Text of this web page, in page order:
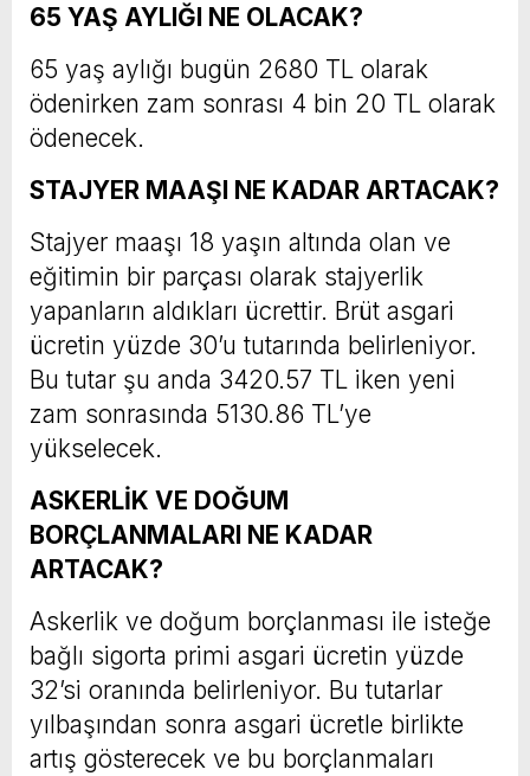
65 YAŞ AYLIĞI NE OLACAK?
65 yaş aylığı bugün 2680 TL olarak
ödenirken zam sonrası 4 bin 20 TL olarak
ödenecek.
STAJYER MAAŞI NE KADAR ARTACAK?
Stajyer maaşı 18 yaşın altında olan ve
eğitimin bir parçası olarak stajyerlik
yapanların aldıkları ücrettir. Brüt asgari
ücretin yüzde 30’u tutarında belirleniyor.
Bu tutar şu anda 3420.57 TL iken yeni
zam sonrasında 5130.86 TL’ye
yükselecek.
ASKERLİK VE DOĞUM
BORÇLANMALARI NE KADAR
ARTACAK?
Askerlik ve doğum borçlanması ile isteğe
bağlı sigorta primi asgari ücretin yüzde
32’si oranında belirleniyor. Bu tutarlar
yılbaşından sonra asgari ücretle birlikte
artış gösterecek ve bu borçlanmaları